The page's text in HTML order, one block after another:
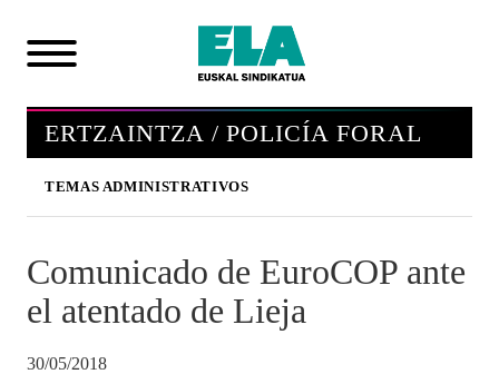
ERTZAINTZA / POLICÍA FORAL
TEMAS ADMINISTRATIVOS
Comunicado de EuroCOP ante
el atentado de Lieja
30/05/2018